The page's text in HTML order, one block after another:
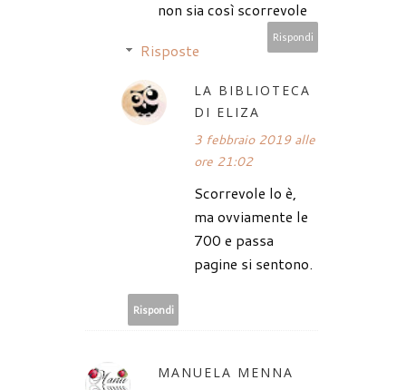
non sia così scorrevole
Rispondi
Risposte
LA BIBLIOTECA
DI ELIZA
3 febbraio 2019 alle
ore 21:02
Scorrevole lo è,
ma ovviamente le
700 e passa
pagine si sentono.
Rispondi
MANUELA MENNA